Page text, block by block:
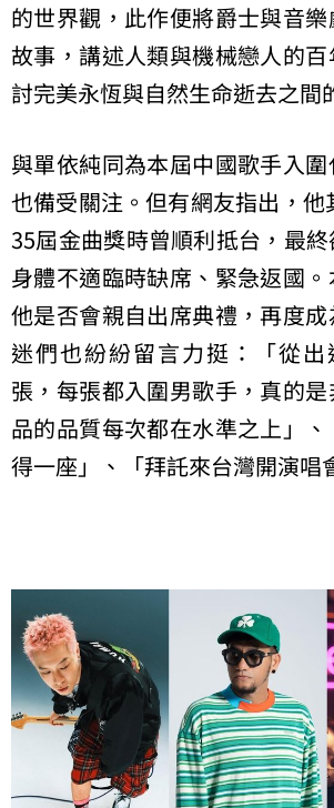
的世界觀，此作便將爵士與音
故事，講述人類與機械戀人的
討完美永恆與自然生命逝去之間
與單依純同為本屆中國歌手入
也備受關注。但有網友指出，他
35屆金曲獎時曾順利抵台，最
身體不適臨時缺席、緊急返國
他是否會親自出席典禮，再度
迷們也紛紛留言力挺：「從
張，每張都入圍男歌手，真的
品的品質每次都在水準之上」
得一座」、「拜託來台灣開演唱